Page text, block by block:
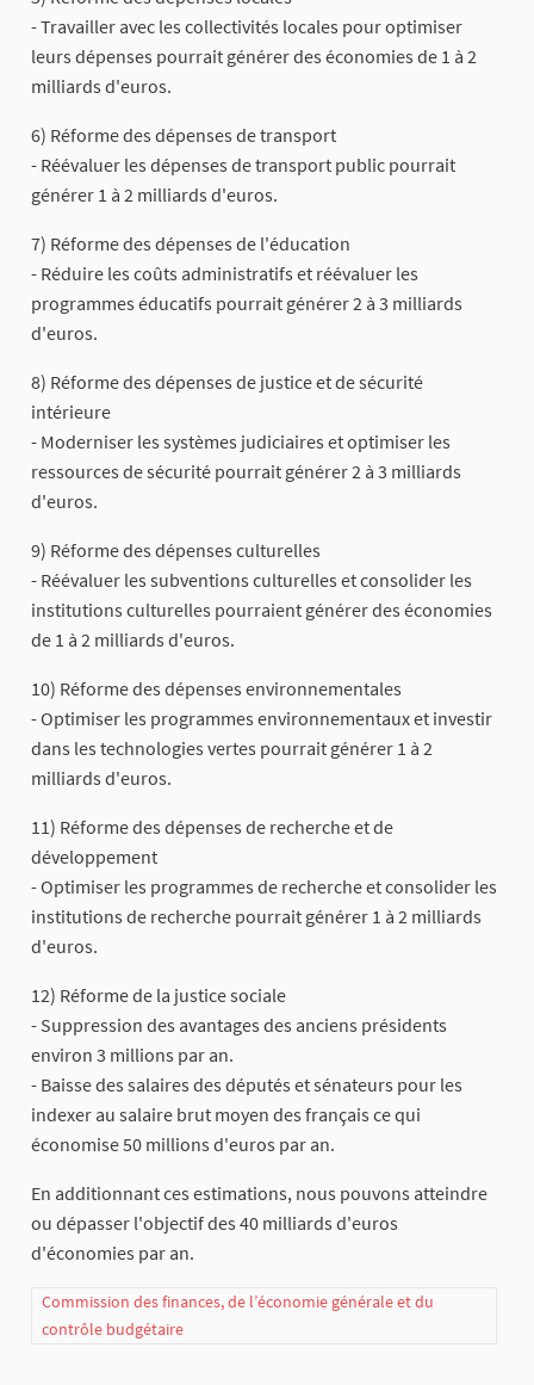
- Travailler avec les collectivités locales pour optimiser
leurs dépenses pourrait générer des économies de 1 à 2
milliards d'euros.
6) Réforme des dépenses de transport
- Réévaluer les dépenses de transport public pourrait
générer 1 à 2 milliards d'euros.
7) Réforme des dépenses de l'éducation
- Réduire les coûts administratifs et réévaluer les
programmes éducatifs pourrait générer 2 à 3 milliards
d'euros.
8) Réforme des dépenses de justice et de sécurité
intérieure
- Moderniser les systèmes judiciaires et optimiser les
ressources de sécurité pourrait générer 2 à 3 milliards
d'euros.
9) Réforme des dépenses culturelles
- Réévaluer les subventions culturelles et consolider les
institutions culturelles pourraient générer des économies
de 1 à 2 milliards d'euros.
10) Réforme des dépenses environnementales
- Optimiser les programmes environnementaux et investir
dans les technologies vertes pourrait générer 1 à 2
milliards d'euros.
11) Réforme des dépenses de recherche et de
développement
- Optimiser les programmes de recherche et consolider les
institutions de recherche pourrait générer 1 à 2 milliards
d'euros.
12) Réforme de la justice sociale
- Suppression des avantages des anciens présidents
environ 3 millions par an.
- Baisse des salaires des députés et sénateurs pour les
indexer au salaire brut moyen des français ce qui
économise 50 millions d'euros par an.
En additionnant ces estimations, nous pouvons atteindre
ou dépasser l'objectif des 40 milliards d'euros
d'économies par an.
Commission des finances, de l’économie générale et du
contrôle budgétaire